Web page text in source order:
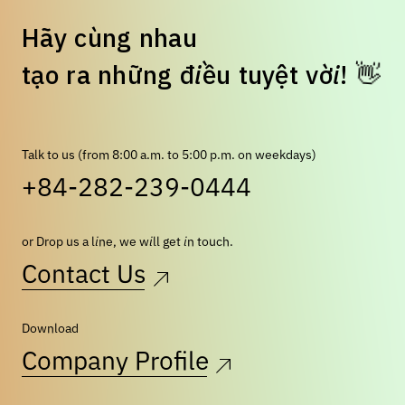
Hãy cùng nhau
tạo ra những điều tuyệt vời! 👋
Talk to us (from 8:00 a.m. to 5:00 p.m. on weekdays)
+84-282-239-0444
or Drop us a line, we will get in touch.
Contact Us
Download
Company Profile